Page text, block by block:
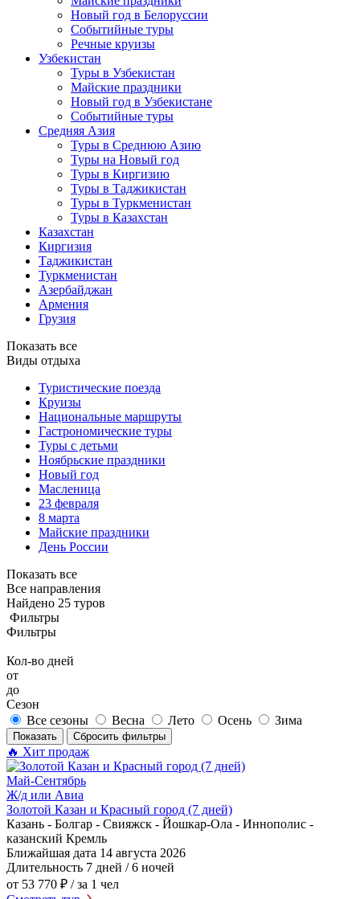
Новый год в Белоруссии
Событийные туры
Речные круизы
Узбекистан
Туры в Узбекистан
Майские праздники
Новый год в Узбекистане
Событийные туры
Средняя Азия
Туры в Среднюю Азию
Туры на Новый год
Туры в Киргизию
Туры в Таджикистан
Туры в Туркменистан
Туры в Казахстан
Казахстан
Киргизия
Таджикистан
Туркменистан
Азербайджан
Армения
Грузия
Показать все
Виды отдыха
Туристические поезда
Круизы
Национальные маршруты
Гастрономические туры
Туры с детьми
Ноябрьские праздники
Новый год
Масленица
23 февраля
8 марта
Майские праздники
День России
Показать все
Все направления
Найдено 25 туров
Фильтры
Фильтры
Кол-во дней
от
до
Сезон
Все сезоны
Весна Лето Осень Зима
Показать Сбросить фильтры
🔥 Хит продаж
Май-Сентябрь
Ж/д или Авиа
Золотой Казан и Красный город (7 дней)
Казань - Болгар - Свияжск - Йошкар-Ола - Иннополис -
казанский Кремль
Ближайшая дата 14 августа 2026
Длительность 7 дней / 6 ночей
от 53 770 ₽ / за 1 чел